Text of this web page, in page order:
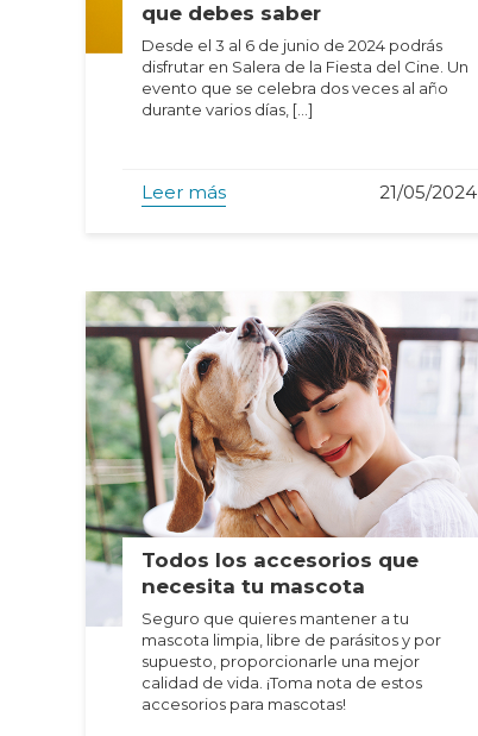
que debes saber
Desde el 3 al 6 de junio de 2024 podrás
disfrutar en Salera de la Fiesta del Cine. Un
evento que se celebra dos veces al año
durante varios días, […]
Leer más 21/05/2024
Todos los accesorios que
necesita tu mascota
Seguro que quieres mantener a tu
mascota limpia, libre de parásitos y por
supuesto, proporcionarle una mejor
calidad de vida. ¡Toma nota de estos
accesorios para mascotas!